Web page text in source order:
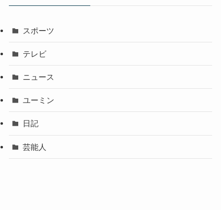
スポーツ
テレビ
ニュース
ユーミン
日記
芸能人